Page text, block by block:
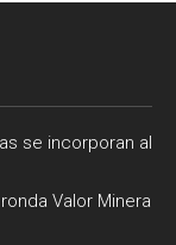
se incorporan al
Valor Minera